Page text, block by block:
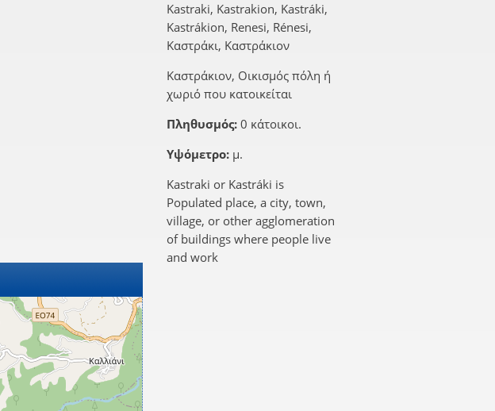
Kastraki, Kastrakion, Kastráki,
Kastrákion, Renesi, Rénesi,
Καστράκι, Καστράκιον
Καστράκιον, Οικισμός πόλη ή
χωριό που κατοικείται
Πληθυσμός: 0 κάτοικοι.
Υψόμετρο: μ.
Kastraki or Kastráki is
Populated place, a city, town,
village, or other agglomeration
of buildings where people live
and work